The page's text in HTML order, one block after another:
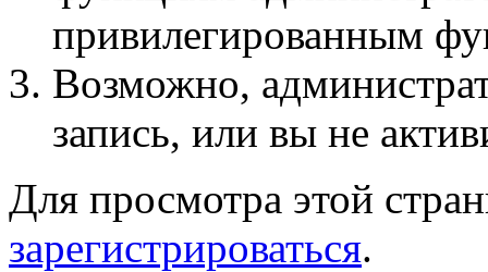
привилегированным
Возможно,
запись, или вы не
Для просмотра этой
зарегистрироваться.